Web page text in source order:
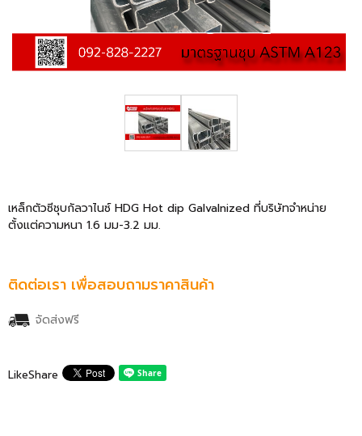
ผลงานของเรา
เหล็กตัวซีชุบกัลวาไนซ์ HDG Hot dip Galvalnized ที่บริษัทจำหน่าย
ตั้งแต่ความหนา 1.6 มม-3.2 มม.
ติดต่อเรา เพื่อสอบถามราคาสินค้า
จัดส่งฟรี
LikeShare